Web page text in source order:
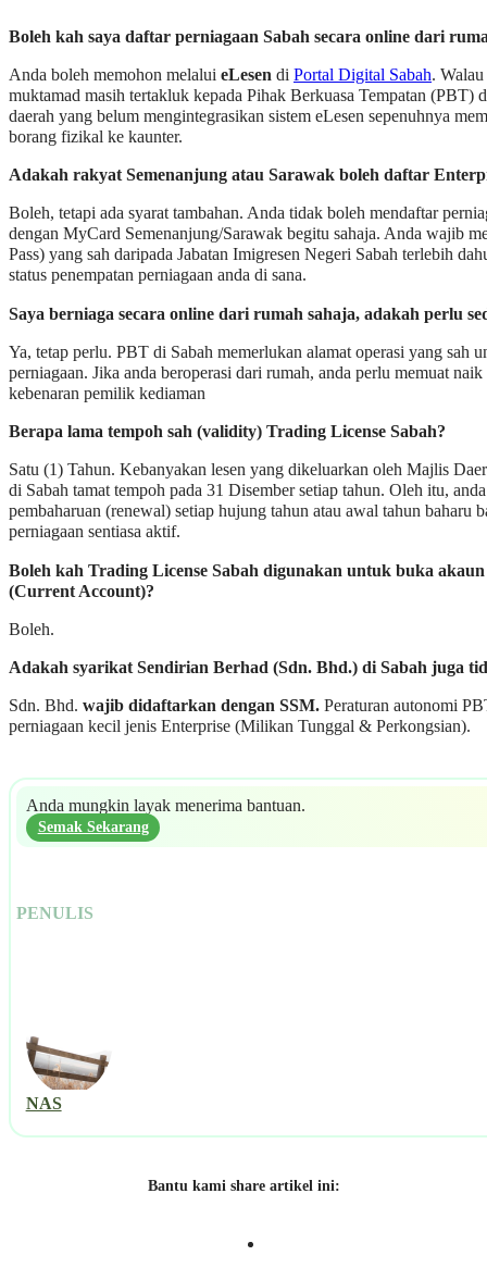
Boleh kah saya daftar perniagaan Sabah secara online dari
Anda boleh memohon melalui eLesen di Portal Digital Sabah.
muktamad masih tertakluk kepada Pihak Berkuasa Tempatan (PBT)
daerah yang belum mengintegrasikan sistem eLesen sepenuhnya
borang fizikal ke kaunter.
Adakah rakyat Semenanjung atau Sarawak boleh daftar
Boleh, tetapi ada syarat tambahan. Anda tidak boleh mendaftar
dengan MyCard Semenanjung/Sarawak begitu sahaja. Anda wajib
Pass) yang sah daripada Jabatan Imigresen Negeri Sabah terlebih
status penempatan perniagaan anda di sana.
Saya berniaga secara online dari rumah sahaja, adakah perlu
Ya, tetap perlu. PBT di Sabah memerlukan alamat operasi yang sah
perniagaan. Jika anda beroperasi dari rumah, anda perlu memuat
kebenaran pemilik kediaman
Berapa lama tempoh sah (validity) Trading License Sabah?
Satu (1) Tahun. Kebanyakan lesen yang dikeluarkan oleh Majlis
di Sabah tamat tempoh pada 31 Disember setiap tahun. Oleh itu,
pembaharuan (renewal) setiap hujung tahun atau awal tahun baharu
perniagaan sentiasa aktif.
Boleh kah Trading License Sabah digunakan untuk buka
(Current Account)?
Boleh.
Adakah syarikat Sendirian Berhad (Sdn. Bhd.) di Sabah juga
Sdn. Bhd. wajib didaftarkan dengan SSM. Peraturan autonomi
perniagaan kecil jenis Enterprise (Milikan Tunggal & Perkongsian).
Anda mungkin layak menerima bantuan.
Semak Sekarang
PENULIS
NAS
Bantu kami share artikel ini: